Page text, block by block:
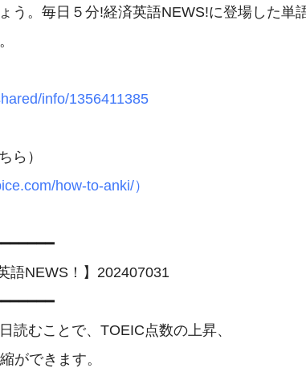
う。毎日５分!経済英語NEWS!に登場した単
info/1356411385
how-to-anki/）
語NEWS！】202407031
読むことで、TOEIC点数の上昇、
ができます。